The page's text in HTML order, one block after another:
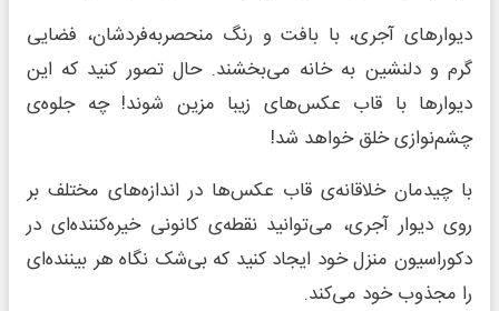
دیوارهای آجری، با بافت و رنگ منحصربه‌فردشان، فضایی
گرم و دلنشین به خانه می‌بخشند. حال تصور کنید که این
دیوارها با قاب عکس‌های زیبا مزین شوند! چه جلوه‌ی
چشم‌نوازی خلق خواهد شد!
با چیدمان خلاقانه‌ی قاب عکس‌ها در اندازه‌های مختلف بر
روی دیوار آجری، می‌توانید نقطه‌ی کانونی خیره‌کننده‌ای در
دکوراسیون منزل خود ایجاد کنید که بی‌شک نگاه هر بیننده‌ای
را مجذوب خود می‌کند.